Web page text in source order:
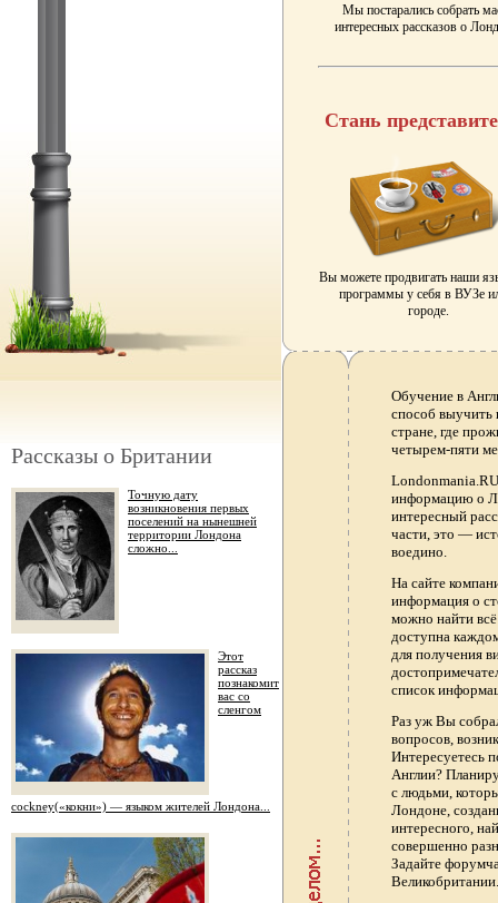
Рассказы о Британии
Точную дату
возникновения первых
поселений на нынешней
территории Лондона
сложно...
Этот
рассказ
познакомит
вас со
сленгом
сockney(«кокни») — языком жителей Лондона...
Мы постарались собрать
интересных рассказов о
Стань
Вы можете продвигать наши
программы у себя в ВУЗе
городе.
Обучение в
способ выучить
стране, где
четырем-пяти
информацию о
интересный
части, это —
воедино.
На сайте
информация о
можно найти
доступна
для получения
список
Раз уж Вы
вопросов,
Интересуетесь
Англии?
с людьми,
Лондоне,
интересного,
совершенно
Задайте